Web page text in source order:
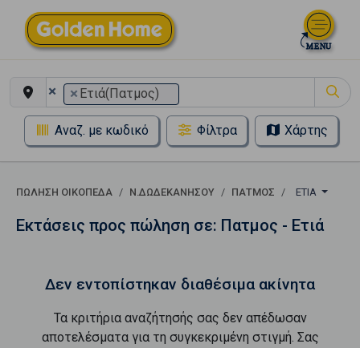
× × Ετιά(Πατμος)
Αναζ. με κωδικό Φίλτρα Χάρτης
ΠΏΛΗΣΗ ΟΙΚΌΠΕΔΑ Ν.ΔΩΔΕΚΑΝΗΣΟΥ ΠΑΤΜΟΣ ΕΤΙΆ
Εκτάσεις προς πώληση σε: Πατμος - Ετιά
Δεν εντοπίστηκαν διαθέσιμα ακίνητα
Τα κριτήρια αναζήτησής σας δεν απέδωσαν
αποτελέσματα για τη συγκεκριμένη στιγμή. Σας